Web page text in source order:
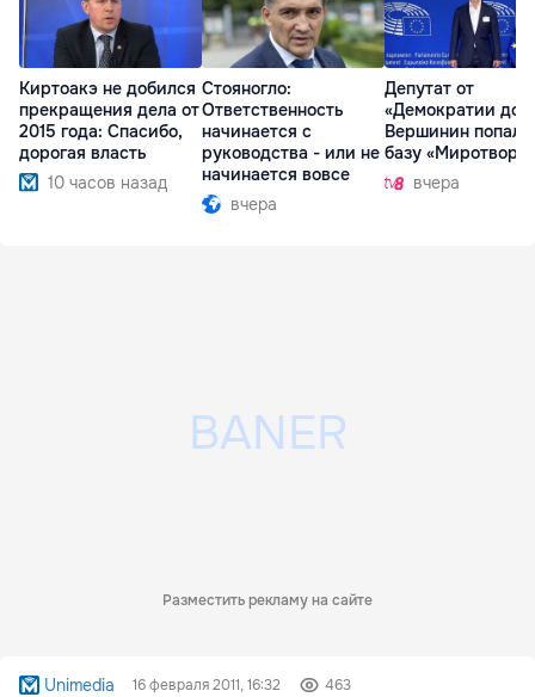
Киртоакэ не добился
прекращения дела от
2015 года: Спасибо,
дорогая власть
10 часов назад
Стояногло:
Ответственность
начинается с
руководства - или не
начинается вовсе
вчера
Депутат от
«Демократии
Вершинин попал в
базу
вчера
Разместить рекламу на сайте
Unimedia 16 февраля 2011, 16:32 463